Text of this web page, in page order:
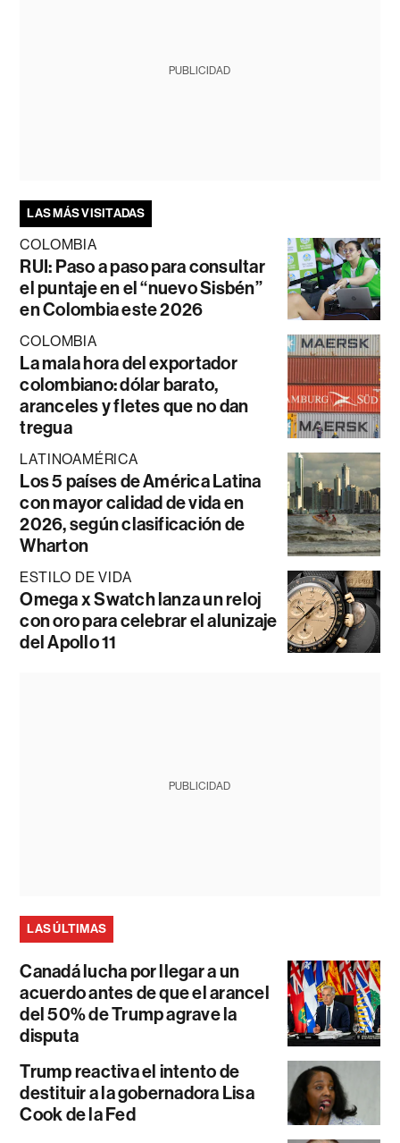
PUBLICIDAD
LAS MÁS VISITADAS
COLOMBIA
RUI: Paso a paso para consultar
el puntaje en el “nuevo Sisbén”
en Colombia este 2026
COLOMBIA
La mala hora del exportador
colombiano: dólar barato,
aranceles y fletes que no dan
tregua
LATINOAMÉRICA
Los 5 países de América Latina
con mayor calidad de vida en
2026, según clasificación de
Wharton
ESTILO DE VIDA
Omega x Swatch lanza un reloj
con oro para celebrar el alunizaje
del Apollo 11
PUBLICIDAD
LAS ÚLTIMAS
Canadá lucha por llegar a un
acuerdo antes de que el arancel
del 50% de Trump agrave la
disputa
Trump reactiva el intento de
destituir a la gobernadora Lisa
Cook de la Fed